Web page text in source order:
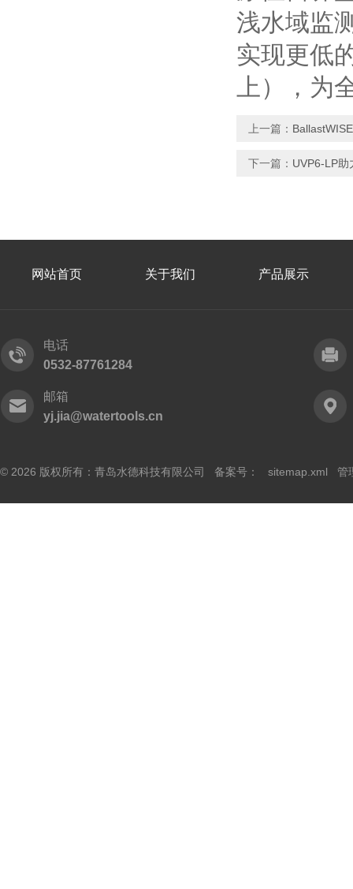
浅水域监
实现更低
上），为
上一篇：
下一篇： UVP6-LP助
网站首页 关于我们 产品展示
电话
0532-87761284
邮箱
yj.jia@watertools.cn
© 2026 版权所有：青岛水德科技有限公司 备案号： sitemap.xml 管